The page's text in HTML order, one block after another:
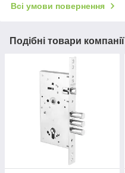
Всі умови повернення
Подібні товари компанії